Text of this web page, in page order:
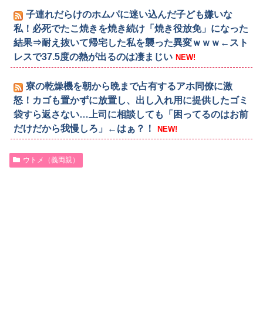
子連れだらけのホムパに迷い込んだ子ども嫌いな
私！必死でたこ焼きを焼き続け「焼き役放免」になった
結果⇒耐え抜いて帰宅した私を襲った異変ｗｗｗ←スト
レスで37.5度の熱が出るのは凄まじい NEW!
寮の乾燥機を朝から晩まで占有するアホ同僚に激
怒！カゴも置かずに放置し、出し入れ用に提供したゴミ
袋すら返さない…上司に相談しても「困ってるのはお前
だけだから我慢しろ」←はぁ？！
NEW!
ウトメ（義両親）